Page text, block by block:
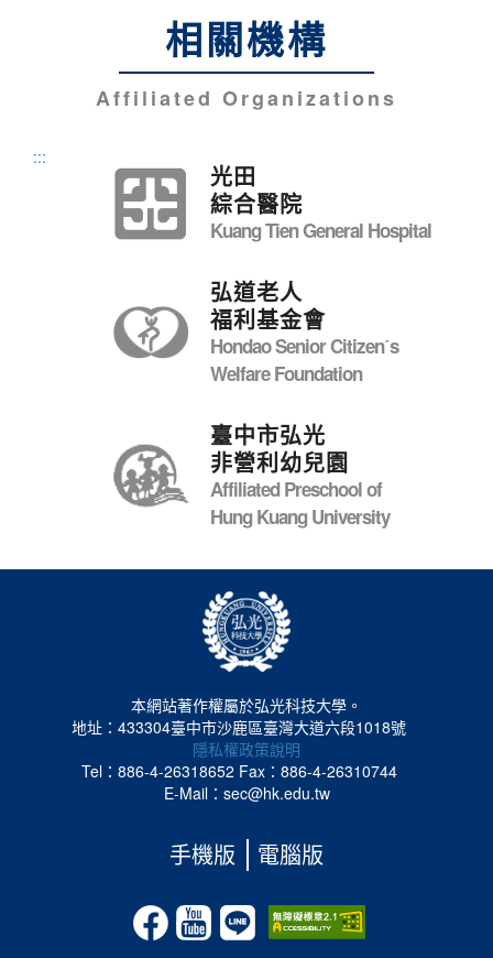
相關機構
Affiliated Organizations
:::
光田
綜合醫院
Kuang Tien General Hospital
弘道老人
福利基金會
Hondao Senior Citizenˊs
Welfare Foundation
臺中市弘光
非營利幼兒園
Affiliated Preschool of
Hung Kuang University
本網站著作權屬於弘光科技大學。
地址：433304臺中市沙鹿區臺灣大道六段1018號
隱私權政策說明
Tel：886-4-26318652 Fax：886-4-26310744
E-Mail：sec@hk.edu.tw
手機版 電腦版